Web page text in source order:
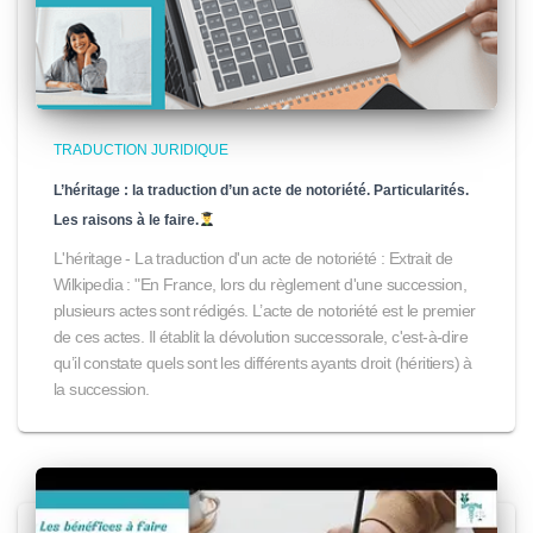
TRADUCTION JURIDIQUE
L’héritage : la traduction d’un acte de notoriété. Particularités.
Les raisons à le faire.
L'héritage - La traduction d'un acte de notoriété : Extrait de
Wilkipedia : "En France, lors du règlement d'une succession,
plusieurs actes sont rédigés. L’acte de notoriété est le premier
de ces actes. Il établit la dévolution successorale, c'est-à-dire
qu’il constate quels sont les différents ayants droit (héritiers) à
la succession.